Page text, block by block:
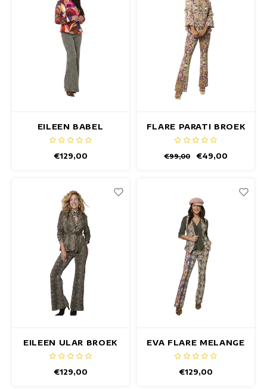
EILEEN BABEL
BROEK
€129,00
FLARE PARATI BROEK
€99,00 €49,00
EILEEN ULAR BROEK
€129,00
EVA FLARE MELANGE
BROEK
€129,00